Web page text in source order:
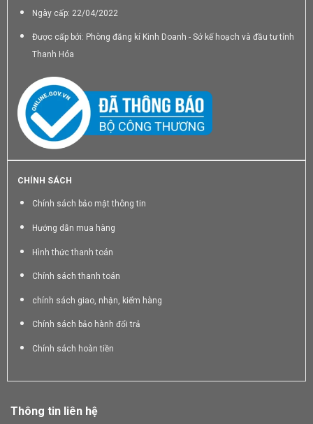
Ngày cấp: 22/04/2022
Được cấp bởi: Phòng đăng kí Kinh Doanh - Sở kế hoạch và đầu tư tỉnh
Thanh Hóa
CHÍNH SÁCH
Chính sách bảo mật thông tin
Hướng dẫn mua hàng
Hình thức thanh toán
Chính sách thanh toán
chính sách giao, nhận, kiểm hàng
Chính sách bảo hành đổi trả
Chính sách hoàn tiền
Thông tin liên hệ